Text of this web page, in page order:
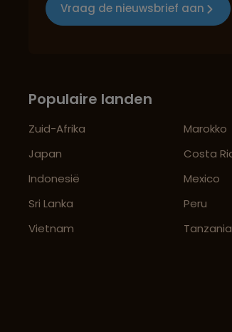
Vraag de nieuwsbrief aan
Populaire landen
Zuid-Afrika
Japan
Indonesië
Sri Lanka
Vietnam
Marokko
Costa
Mexico
Peru
Tanzania